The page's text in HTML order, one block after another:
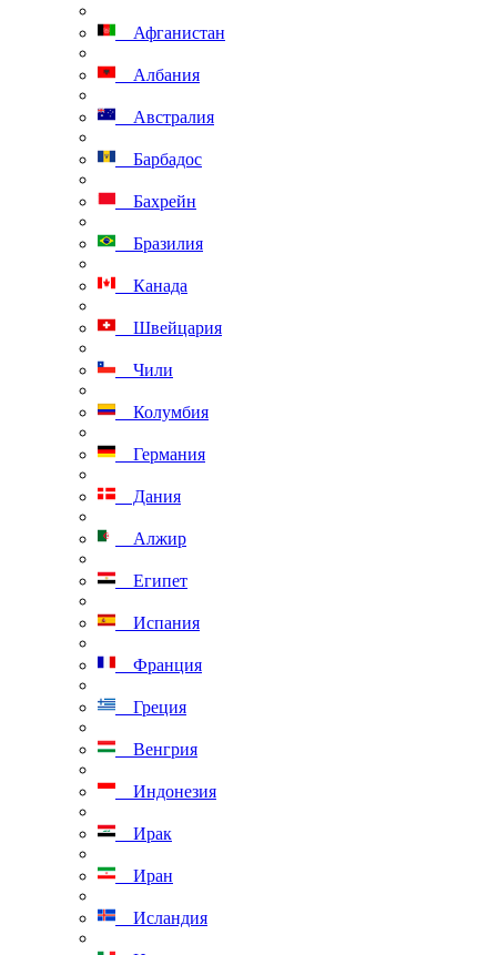
Афганистан
Албания
Австралия
Барбадос
Бахрейн
Бразилия
Канада
Швейцария
Чили
Колумбия
Германия
Дания
Алжир
Египет
Испания
Франция
Греция
Венгрия
Индонезия
Ирак
Иран
Исландия